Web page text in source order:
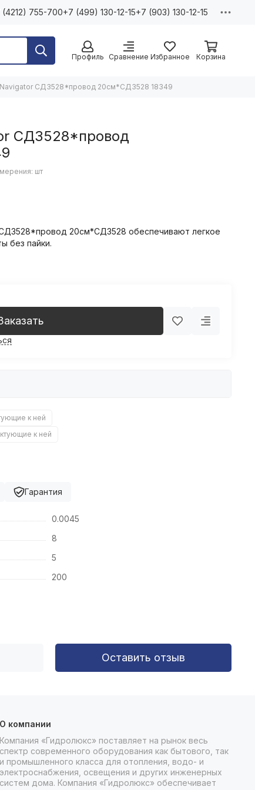
(4212) 755-700+7 (499) 130-12-15+7 (903) 130-12-15
Профиль Сравнение Избранное Корзина
Navigator СД3528*провод 20см*СД3528 18349
СД3528*провод
шт
20см*СД3528 обеспечивают легкое
без пайки.
к ней
к ней
Гарантия
0.0045
8
5
200
Оставить отзыв
О компании
Компания «Гидролюкс» поставляет на рынок весь
спектр современного оборудования как бытового, так
и промышленного класса для отопления, водо- и
электроснабжения, освещения и других инженерных
систем дома. Компания «Гидролюкс» обеспечивает